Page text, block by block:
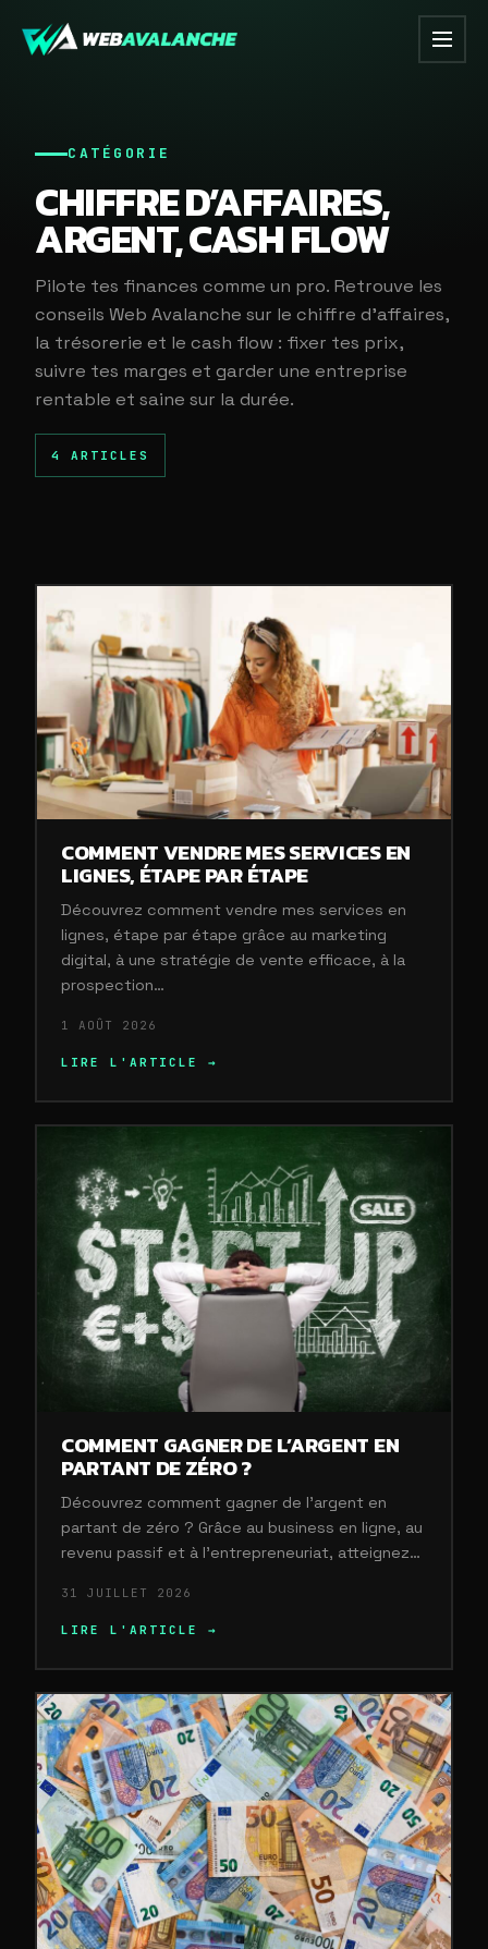
CATÉGORIE
CHIFFRE D’AFFAIRES,
ARGENT, CASH FLOW
Pilote tes finances comme un pro. Retrouve les
conseils Web Avalanche sur le chiffre d'affaires,
la trésorerie et le cash flow : fixer tes prix,
suivre tes marges et garder une entreprise
rentable et saine sur la durée.
4 ARTICLES
COMMENT VENDRE MES SERVICES EN
LIGNES, ÉTAPE PAR ÉTAPE
Découvrez comment vendre mes services en
lignes, étape par étape grâce au marketing
digital, à une stratégie de vente efficace, à la
prospection…
1 AOÛT 2026
LIRE L'ARTICLE →
COMMENT GAGNER DE L’ARGENT EN
PARTANT DE ZÉRO ?
Découvrez comment gagner de l’argent en
partant de zéro ? Grâce au business en ligne, au
revenu passif et à l’entrepreneuriat, atteignez…
31 JUILLET 2026
LIRE L'ARTICLE →